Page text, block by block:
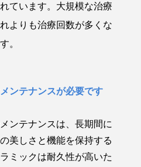
ています。大規模な治療
よりも治療回数が多くな
。
ンテナンスが必要です
ンテナンスは、長期間に
美しさと機能を保持する
ミックは耐久性が高いた